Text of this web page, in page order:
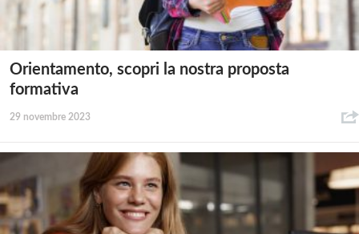
Orientamento, scopri la nostra proposta
formativa
29 novembre 2023